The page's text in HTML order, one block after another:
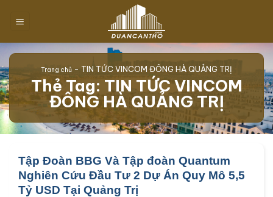
đến
dung
Trang chủ - TIN TỨC VINCOM ĐÔNG HÀ QUẢNG TRỊ
Thẻ Tag: TIN TỨC VINCOM
ĐÔNG HÀ QUẢNG TRỊ
Tập Đoàn BBG Và Tập đoàn Quantum
Nghiên Cứu Đầu Tư 2 Dự Án Quy Mô 5,5
Tỷ USD Tại Quảng Trị